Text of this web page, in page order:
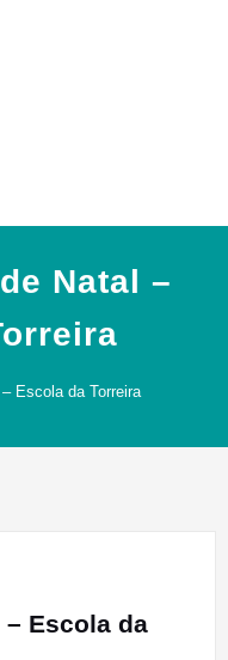
Natal –
Escola da Torreira
Escola da